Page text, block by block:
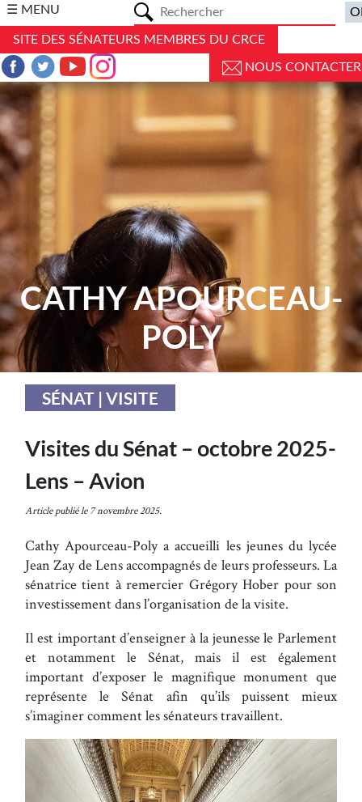
☰ MENU
SITE DES SÉNATEURS MEMBRES DU CRCE
NOUS CONTACTER
CATHY APOURCEAU-
POLY
SÉNAT | VISITE
Visites du Sénat – octobre 2025-
Lens – Avion
Article publié le 7 novembre 2025.
Cathy Apourceau-Poly a accueilli les jeunes du lycée
Jean Zay de Lens accompagnés de leurs professeurs. La
sénatrice tient à remercier Grégory Hober pour son
investissement dans l’organisation de la visite.
Il est important d’enseigner à la jeunesse le Parlement
et notamment le Sénat, mais il est également
important d’exposer le magnifique monument que
représente le Sénat afin qu’ils puissent mieux
s’imaginer comment les sénateurs travaillent.